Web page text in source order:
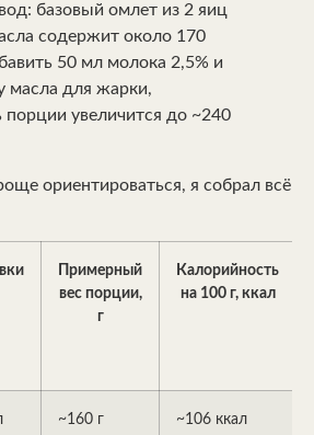
базовый омлет из 2 яиц
содержит около 170
50 мл молока 2,5% и
масла для жарки,
порции увеличится до ~240
ориентироваться, я собрал всё
Примерный
вес порции,
г
Калорийность
на 100 г, ккал
~160 г ~106 ккал